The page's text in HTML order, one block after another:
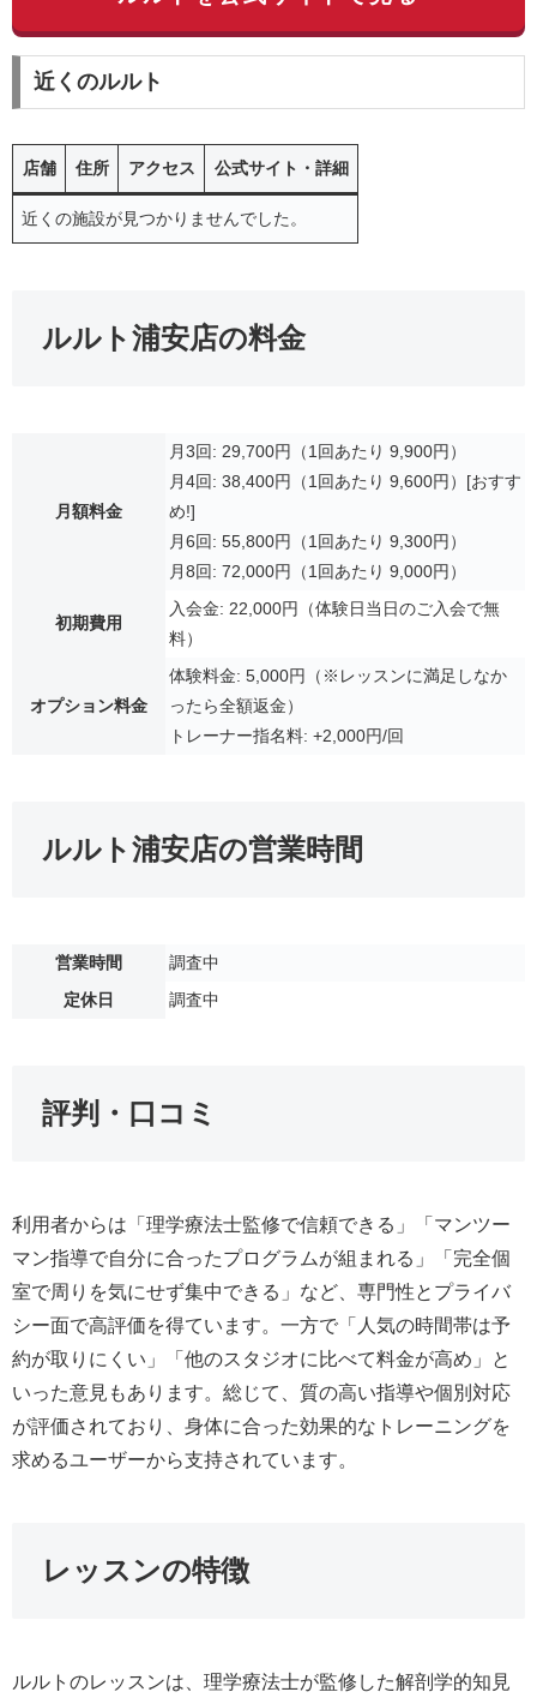
近くのルルト
店舗 住所 アクセス 公式サイト・詳細
近くの施設が見つかりませんでした。
ルルト浦安店の料金
月額料金
月3回: 29,700円（1回あたり 9,900円）
月4回: 38,400円（1回あたり 9,600円）[おすす
め!]
月6回: 55,800円（1回あたり 9,300円）
月8回: 72,000円（1回あたり 9,000円）
初期費用
入会金: 22,000円（体験日当日のご入会で無
料）
オプション料金
体験料金: 5,000円（※レッスンに満足しなか
ったら全額返金）
トレーナー指名料: +2,000円/回
ルルト浦安店の営業時間
営業時間
調査中
定休日
調査中
評判・口コミ
利用者からは「理学療法士監修で信頼できる」「マンツー
マン指導で自分に合ったプログラムが組まれる」「完全個
室で周りを気にせず集中できる」など、専門性とプライバ
シー面で高評価を得ています。一方で「人気の時間帯は予
約が取りにくい」「他のスタジオに比べて料金が高め」と
いった意見もあります。総じて、質の高い指導や個別対応
が評価されており、身体に合った効果的なトレーニングを
求めるユーザーから支持されています。
レッスンの特徴
ルルトのレッスンは、理学療法士が監修した解剖学的知見